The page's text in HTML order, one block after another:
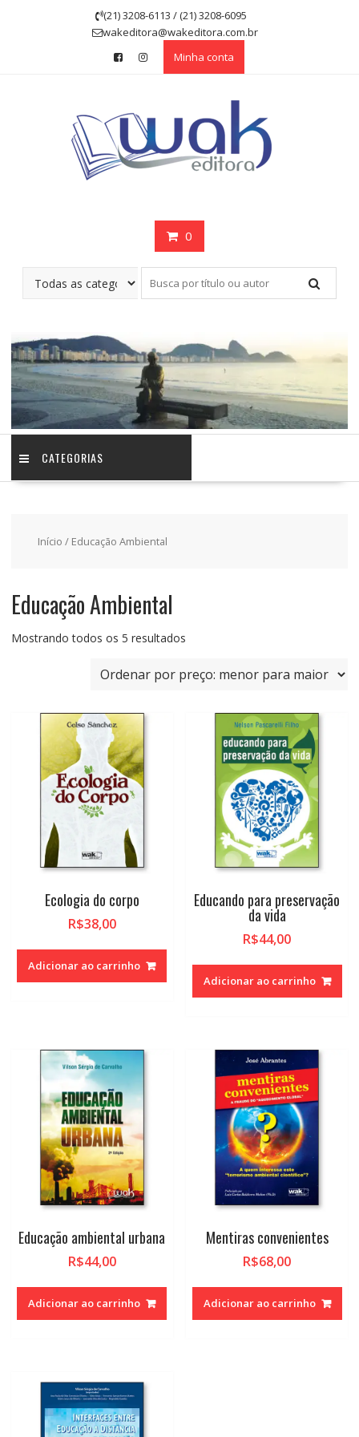
(21) 3208-6113 / (21) 3208-6095
wakeditora@wakeditora.com.br
Minha conta
0
CATEGORIAS
Início / Educação Ambiental
Educação Ambiental
Mostrando todos os 5 resultadosClassificado
preço:
Ecologia do corpo
R$38,00
Adicionar ao carrinho
Educando para preservação
da vida
R$44,00
Adicionar ao carrinho
Educação ambiental urbana
R$44,00
Adicionar ao carrinho
Mentiras convenientes
R$68,00
Adicionar ao carrinho